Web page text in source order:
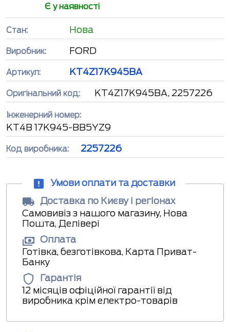
Є у наявності
Стан: Нова
Виробник: FORD
Артикул: KT4Z17K945BA
Оригінальний код: KT4Z17K945BA, 2257226
Інженерний номер:
KT4B 17K945-BB5YZ9
Код виробника: 2257226
Умови оплати та доставки
Доставка по Києву і регіонах
Самовивіз з нашого магазину, Нова
Пошта, Делівері
Оплата
Готівка, безготівкова, Карта Приват-
Банку
Гарантія
12 місяців офіційної гарантії від
виробника крім електро-товарів